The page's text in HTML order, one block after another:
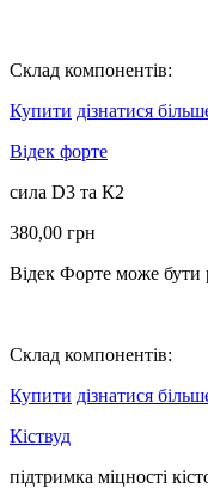
Склад компонентів:
Купити дізнатися
Відек форте
сила D3 та К2
380,00 грн
Відек Форте може бути
Склад компонентів:
Купити дізнатися
Кіствуд
підтримка міцності